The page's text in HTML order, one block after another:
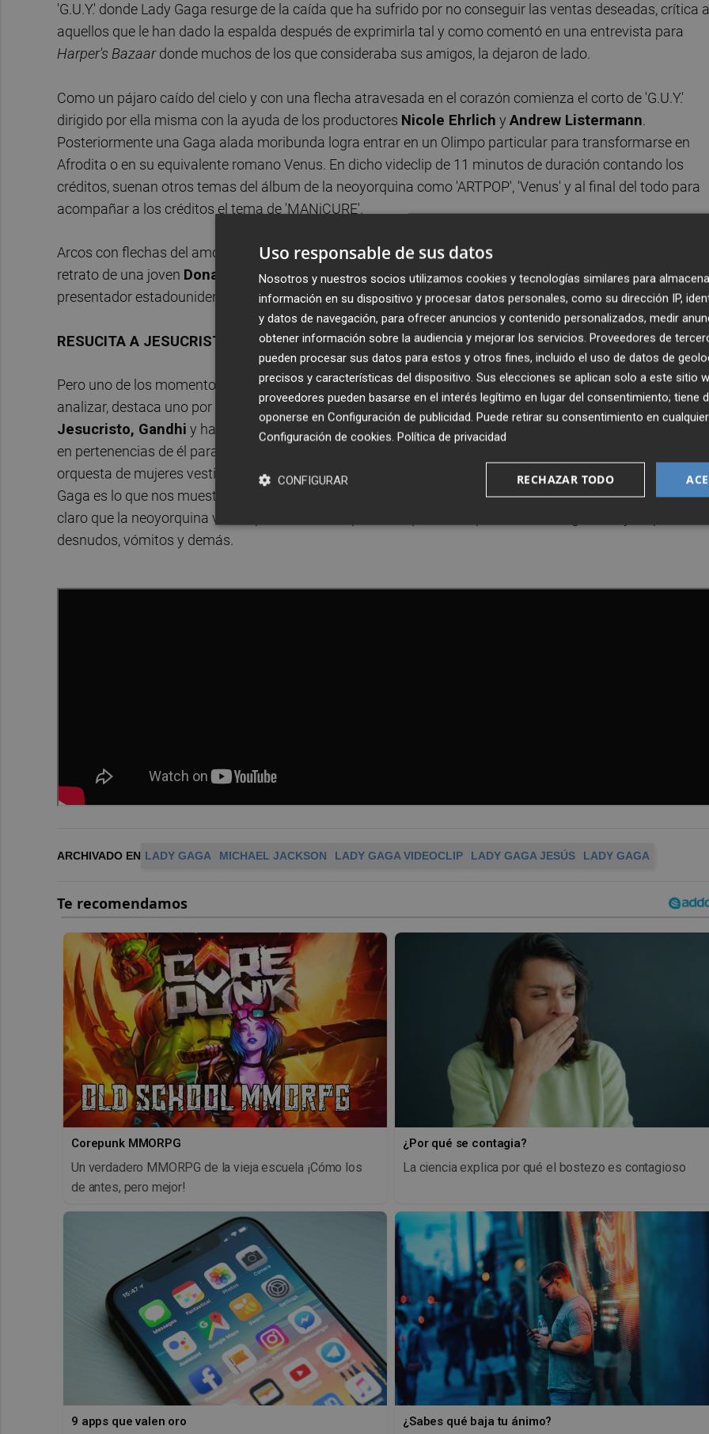
'G.U.Y.' donde Lady Gaga resurge de la caída que ha sufrido por no conseguir las ventas deseadas, crítica a
aquellos que le han dado la espalda después de exprimirla tal y como comentó en una entrevista para
Harper's Bazaardonde muchos de los que consideraba sus amigos, la dejaron de lado.
Como un pájaro caído del cielo y con una flecha atravesada en el corazón comienza el corto de 'G.U.Y.'
dirigido por ella misma con la ayuda de los productores Nicole Ehrlich y Andrew Listermann.
Posteriormente una Gaga alada moribunda logra entrar en un Olimpo particular para transformarse en
Afrodita o en su equivalente romano Venus. En dicho videclip de 11 minutos de duración contando los
créditos, suenan otros temas del álbum de la neoyorquina como 'ARTPOP', 'Venus' y al final del todo para
acompañar a los créditos el tema de 'MANiCURE'.
Arcos con flechas del amor, modelitos imposibles, Gaga luciendo una melena rubia imposible como si de
retrato de una joven Donatella Versace se tratase y un particular Zeus interpretado porAndy Cohen,
presentador estadounidense.
RESUCITA A JESUCRISTO, GANDHI Y HASTA A MICHAEL JACKSON
Pero uno de los momentos culmen de este videoclip que tiene muchísimos planos y secuencias para
analizar, destaca uno por encima de muchos otros. En él Lady Gaga consigue resucitar a, atención:
Jesucristo, Gandhi y hasta el Rey del Pop que tanto idolatra y del cual se ha gastado millones de
en pertenencias de él para coger su sangre y crear su propio ejército de hombres perfectos. Piscinas, una
orquesta de mujeres vestidas de rosa, mucha iconografía olímpica y en definitiva un sello cien por cien
Gaga es lo que nos muestra en este nuevo videoclip que seguramente no dejará indiferente a nadie. Está
claro que la neoyorquina vuelve por todo lo alto para dar que hablar por sus extravagancias y no por
desnudos, vómitos y demás.
ARCHIVADO EN LADY GAGA MICHAEL JACKSON LADY GAGA VIDEOCLIP LADY GAGA JESÚS LADY GAGA
Corepunk MMORPG
Un verdadero MMORPG de la vieja escuela ¡Cómo los
de antes, pero mejor!
¿Por qué se contagia?
La ciencia explica por qué el bostezo es contagioso
9 apps que valen oro ¿Sabes qué baja tu ánimo?
Uso responsable de sus datos
Nosotros y nuestros socios utilizamos cookies y tecnologías similares para
información en su dispositivo y procesar datos personales, como su dirección IP,
y datos de navegación, para ofrecer anuncios y contenido personalizados, medir
obtener información sobre la audiencia y mejorar los servicios. Proveedores de
pueden procesar sus datos para estos y otros fines, incluido el uso de datos de
precisos y características del dispositivo. Sus elecciones se aplican solo a este sitio
proveedores pueden basarse en el interés legítimo en lugar del consentimiento; tiene
oponerse en Configuración de publicidad. Puede retirar su consentimiento en
Configuración de cookies. Política de privacidad
RECHAZAR TODO
CONFIGURAR